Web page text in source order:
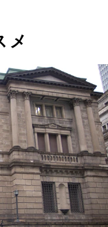
メ